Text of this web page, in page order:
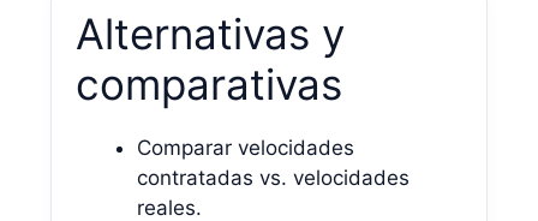
Alternativas y
comparativas
Comparar velocidades
contratadas vs. velocidades
reales.